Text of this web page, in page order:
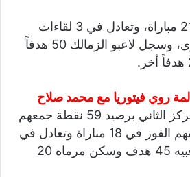
حقق فيهم الفوز في 21 مباراة، وتعادل في 3 لقاءات
وخسر 4 مباريات أخرى، وسجل لاعبو الزمالك 50 هدفاً
روي فيتوريا مع محمد صلاح
ويأتي بيراميدز في المركز الثاني برصيد 59 نقطة جمعهم
من 28 مباراة حقق فيهم الفوز في 18 مباراة وتعادل في
5 وخسر 5 و أحرز لاعبيه 45 هدف وسكن مرماه 20